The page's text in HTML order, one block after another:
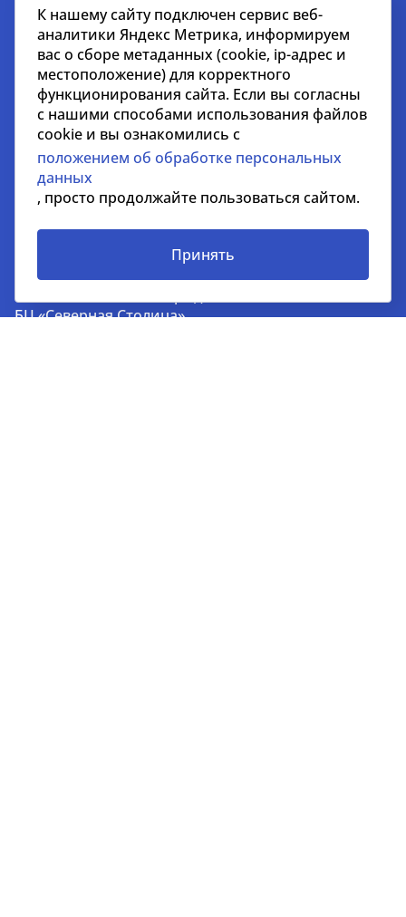
Оценка недвижимости и бизнеса
Инвестиции
Аренда недвижимости
Продажа недвижимости
Представление интересов арендаторов
Аналитика
Маркетинг
191186, Волынский пер., д. 3a
БЦ «Северная Столица»
К нашему сайту подключен сервис веб-
аналитики Яндекс Метрика, информируем
вас о сборе метаданных (cookie, ip-адрес и
местоположение) для корректного
функционирования сайта. Если вы согласны
с нашими способами использования файлов
cookie и вы ознакомились с
положением об обработке персональных
данных
, просто продолжайте пользоваться сайтом.
Принять